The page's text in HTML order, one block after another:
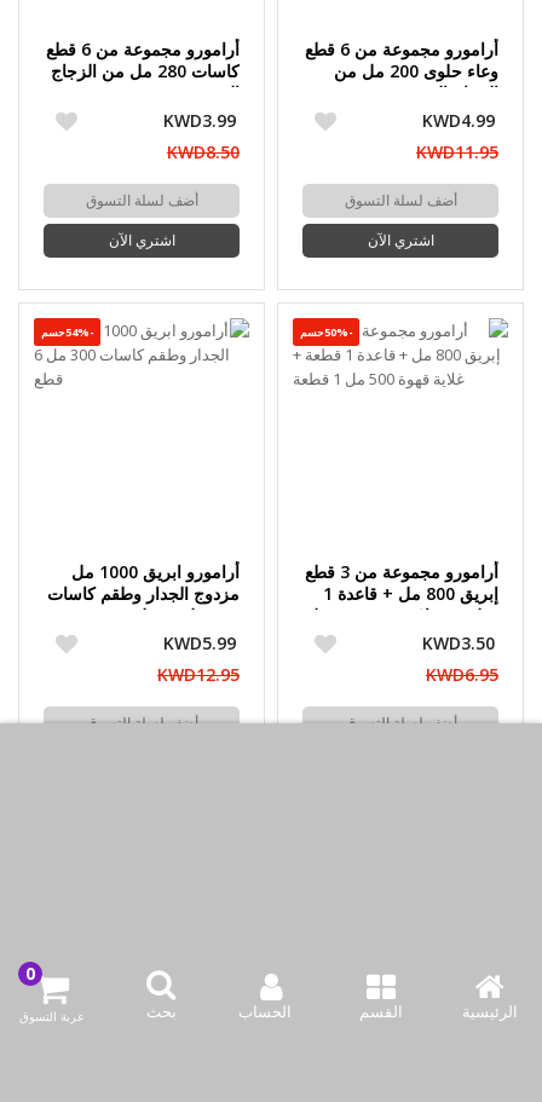
الرئيسية القسم الحساب بحث عربة التسوق
أرامورو مجموعة من 6 قطع
وعاء حلوى 200 مل من
الزجاج المزدوج
KWD4.99
KWD11.95
أضف لسلة التسوق
اشتري الآن
أرامورو مجموعة من 6 قطع
كاسات 280 مل من الزجاج
المزدوج
KWD3.99
KWD8.50
أضف لسلة التسوق
اشتري الآن
-50%حسم
أرامورو مجموعة من 3 قطع
إبريق 800 مل + قاعدة 1
قطعة + غلاية قهوة 500 مل
1 قطعة
KWD3.50
KWD6.95
أضف لسلة التسوق
-54%حسم
أرامورو ابريق 1000 مل
مزدوج الجدار وطقم كاسات
KWD5.99
KWD12.95
أضف لسلة التسوق
شركة بازاركوم للتجهيزات الغدائية